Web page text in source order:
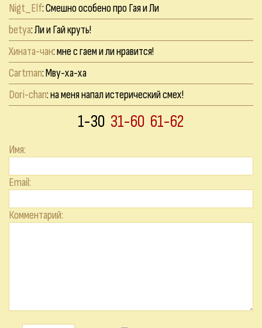
Nigt_Elf: Смешно особено про Гая и Ли
betya: Ли и Гай круть!
Хината-чан: мне с гаем и ли нравится!
Cartman: Мву-ха-ха
Dori-chan: на меня напал истерический смех!
1-30 31-60 61-62
Имя:
Email:
Комментарий: